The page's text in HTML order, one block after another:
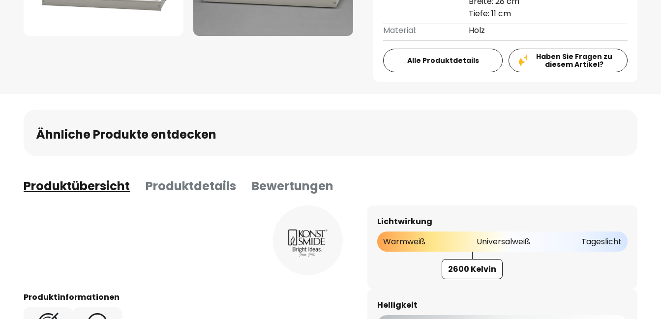
Tiefe: 11 cm
Material:
Holz
Alle Produktdetails
Haben Sie Fragen zu
diesem Artikel?
Ähnliche Produkte entdecken
Produktübersicht Produktdetails Bewertungen
Produktinformationen
Lichtwirkung
Warmweiß
Universalweiß Tageslicht
2600 Kelvin
Helligkeit